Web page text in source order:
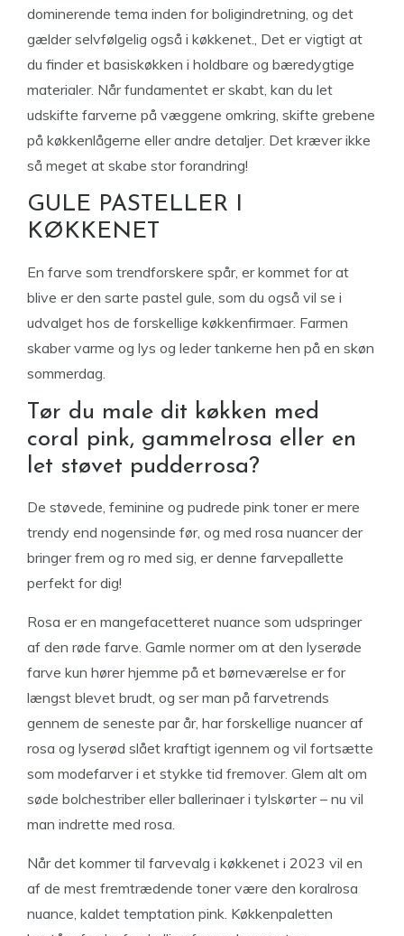
dominerende tema inden for boligindretning, og det
gælder selvfølgelig også i køkkenet., Det er vigtigt at
du finder et basiskøkken i holdbare og bæredygtige
materialer. Når fundamentet er skabt, kan du let
udskifte farverne på væggene omkring, skifte grebene
på køkkenlågerne eller andre detaljer. Det kræver ikke
så meget at skabe stor forandring!
GULE PASTELLER I
KØKKENET
En farve som trendforskere spår, er kommet for at
blive er den sarte pastel gule, som du også vil se i
udvalget hos de forskellige køkkenfirmaer. Farmen
skaber varme og lys og leder tankerne hen på en skøn
sommerdag.
Tør du male dit køkken med
coral pink, gammelrosa eller en
let støvet pudderrosa?
De støvede, feminine og pudrede pink toner er mere
trendy end nogensinde før, og med rosa nuancer der
bringer frem og ro med sig, er denne farvepallette
perfekt for dig!
Rosa er en mangefacetteret nuance som udspringer
af den røde farve. Gamle normer om at den lyserøde
farve kun hører hjemme på et børneværelse er for
længst blevet brudt, og ser man på farvetrends
gennem de seneste par år, har forskellige nuancer af
rosa og lyserød slået kraftigt igennem og vil fortsætte
som modefarver i et stykke tid fremover. Glem alt om
søde bolchestriber eller ballerinaer i tylskørter – nu vil
man indrette med rosa.
Når det kommer til farvevalg i køkkenet i 2023 vil en
af de mest fremtrædende toner være den koralrosa
nuance, kaldet temptation pink. Køkkenpaletten